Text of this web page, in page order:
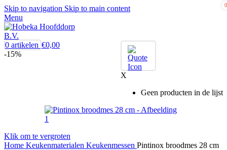
Skip to navigation Skip to main content
Menu
0
X
Geen producten in de lijst
0 artikelen €0,00
-15%
Klik om te vergroten
Home Keukenmaterialen Keukenmessen Pintinox broodmes 28 cm